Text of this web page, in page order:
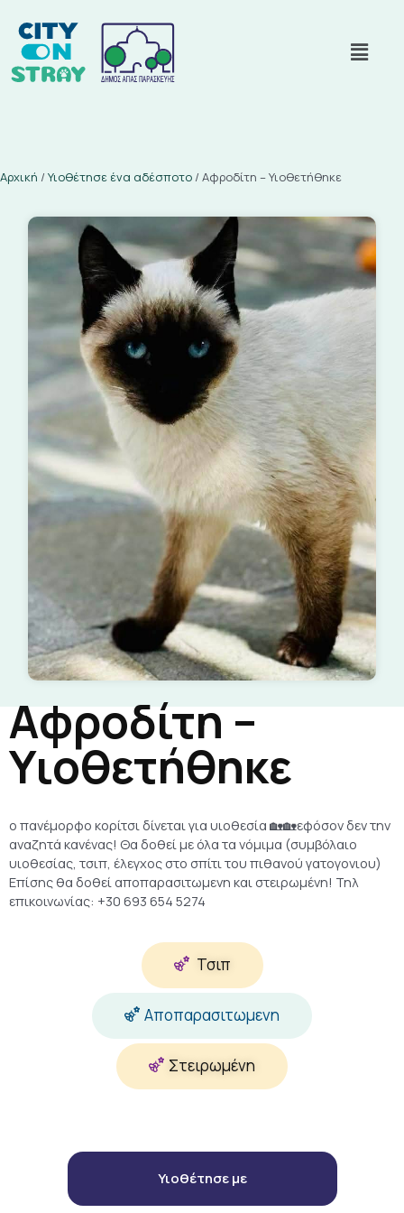
Αρχική / Υιοθέτησε ένα αδέσποτο / Αφροδίτη – Υιοθετήθηκε
Αφροδίτη –
Υιοθετήθηκε
ο πανέμορφο κορίτσι δίνεται για υιοθεσία 🏡🏡εφόσον δεν την
αναζητά κανένας! Θα δοθεί με όλα τα νόμιμα (συμβόλαιο
υιοθεσίας, τσιπ, έλεγχος στο σπίτι του πιθανού γατογονιου)
Επίσης θα δοθεί αποπαρασιτωμενη και στειρωμένη! Τηλ
επικοινωνίας: +30 693 654 5274
Τσιπ
Αποπαρασιτωμενη
Στειρωμένη
Υιοθέτησε με